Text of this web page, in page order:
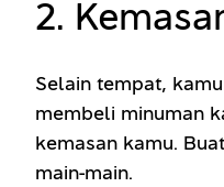
2.
Selain tempat,
membeli minuman
kemasan kamu.
main-main.